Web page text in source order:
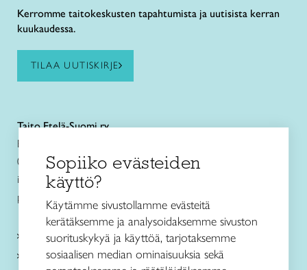
Kerromme taitokeskusten tapahtumista ja uutisista kerran
kuukaudessa.
TILAA UUTISKIRJE
Taito Etelä-Suomi ry
Eteläesplanadi 4
00130 Helsinki
info@taitoetelasuomi.fi
p. 050 3508470
Kurssit ja leirit
Kankaankudonta
Sopiiko evästeiden
käyttö?
Käytämme sivustollamme evästeitä
kerätäksemme ja analysoidaksemme sivuston
suorituskykyä ja käyttöä, tarjotaksemme
sosiaalisen median ominaisuuksia sekä